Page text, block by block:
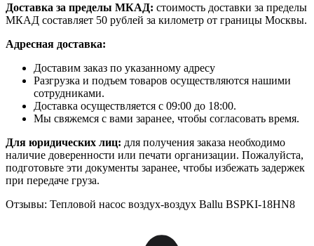
Доставка за пределы МКАД: стоимость доставки за пределы
МКАД составляет 50 рублей за километр от границы Москвы.
Адресная доставка:
Доставим заказ по указанному адресу
Разгрузка и подъем товаров осуществляются нашими
сотрудниками.
Доставка осуществляется с 09:00 до 18:00.
Мы свяжемся с вами заранее, чтобы согласовать время.
Для юридических лиц: для получения заказа необходимо
наличие доверенности или печати организации. Пожалуйста,
подготовьте эти документы заранее, чтобы избежать задержек
при передаче груза.
Отзывы: Тепловой насос воздух-воздух Ballu BSPKI-18HN8